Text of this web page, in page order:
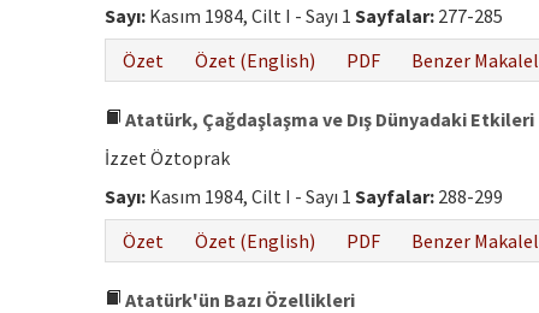
Sayı: Kasım 1984, Cilt I - Sayı 1 Sayfalar: 277-285
Özet
Özet (English) PDF Benzer
Atatürk, Çağdaşlaşma ve Dış Dünyadaki Etkileri
İzzet Öztoprak
Sayı: Kasım 1984, Cilt I - Sayı 1 Sayfalar: 288-299
Özet
Özet (English) PDF Benzer
Atatürk'ün Bazı Özellikleri